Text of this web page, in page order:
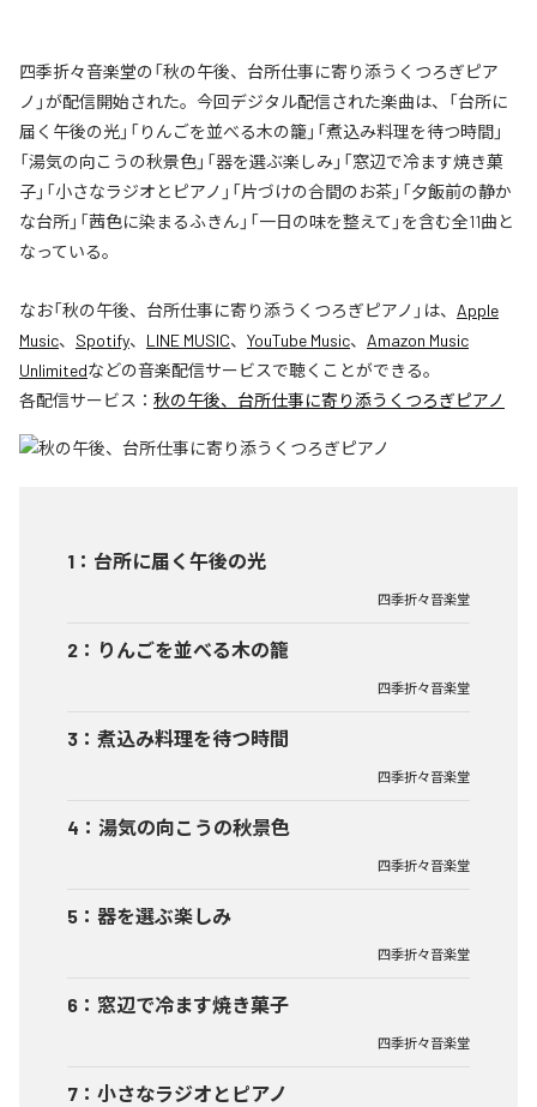
四季折々音楽堂の「秋の午後、台所仕事に寄り添うくつろぎピア
ノ」が配信開始された。今回デジタル配信された楽曲は、「台所に
届く午後の光」「りんごを並べる木の籠」「煮込み料理を待つ時間」
「湯気の向こうの秋景色」「器を選ぶ楽しみ」「窓辺で冷ます焼き菓
子」「小さなラジオとピアノ」「片づけの合間のお茶」「夕飯前の静か
な台所」「茜色に染まるふきん」「一日の味を整えて」を含む全11曲と
なっている。
なお「秋の午後、台所仕事に寄り添うくつろぎピアノ 」は、 Apple
Music、 Spotify、 LINE MUSIC、 YouTube Music、 Amazon Music
Unlimitedなどの音楽配信サービスで聴くことができる。
各配信サービス： 秋の午後、台所仕事に寄り添うくつろぎピアノ
1 ： 台所に届く午後の光
四季折々音楽堂
2 ： りんごを並べる木の籠
四季折々音楽堂
3 ： 煮込み料理を待つ時間
四季折々音楽堂
4 ： 湯気の向こうの秋景色
四季折々音楽堂
5 ： 器を選ぶ楽しみ
四季折々音楽堂
6 ： 窓辺で冷ます焼き菓子
四季折々音楽堂
7 ： 小さなラジオとピアノ